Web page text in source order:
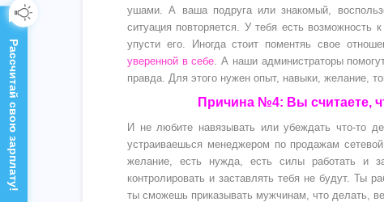
ушами. А ваша подруга или знакомый,
ситуация повторяется. У тебя есть
упусти его. Иногда стоит поментяь свое
уверенной в себе. А наши администраторы
правда. Для этого нужен опыт, навыки, желание,
Причина №4: Вы считаете,
И не любите навязывать или убеждать что-то
устраиваешься менеджером по продажам
желание, есть нужда, есть силы работать и
контролировать и заставлять тебя не будут. Ты
ты сможешь приказывать мужчинам, что делать,
Рассчитай свою зарплату!